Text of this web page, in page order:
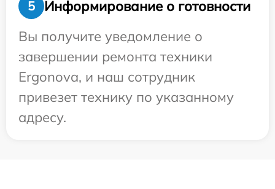
5
Информирование о готовности
Вы получите уведомление о
завершении ремонта техники
Ergonova, и наш сотрудник
привезет технику по указанному
адресу.